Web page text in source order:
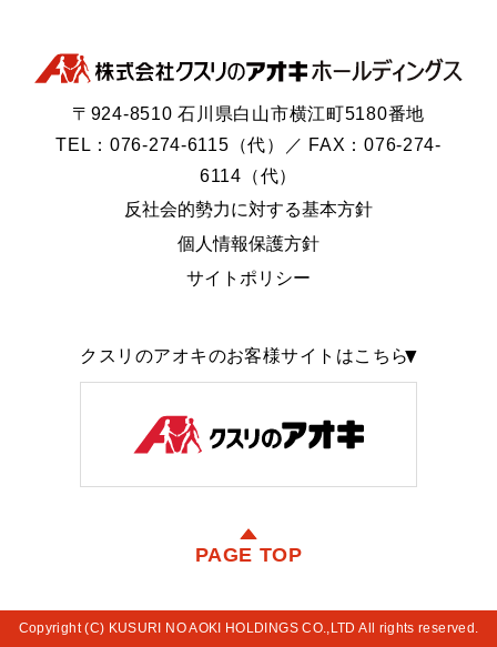
〒924-8510 石川県白山市横江町5180番地
TEL：076-274-6115（代）／ FAX：076-274-
6114（代）
反社会的勢力に対する基本方針
個人情報保護方針
サイトポリシー
クスリのアオキのお客様サイトはこちら
PAGE TOP
Copyright (C) KUSURI NO AOKI HOLDINGS CO.,LTD All rights reserved.